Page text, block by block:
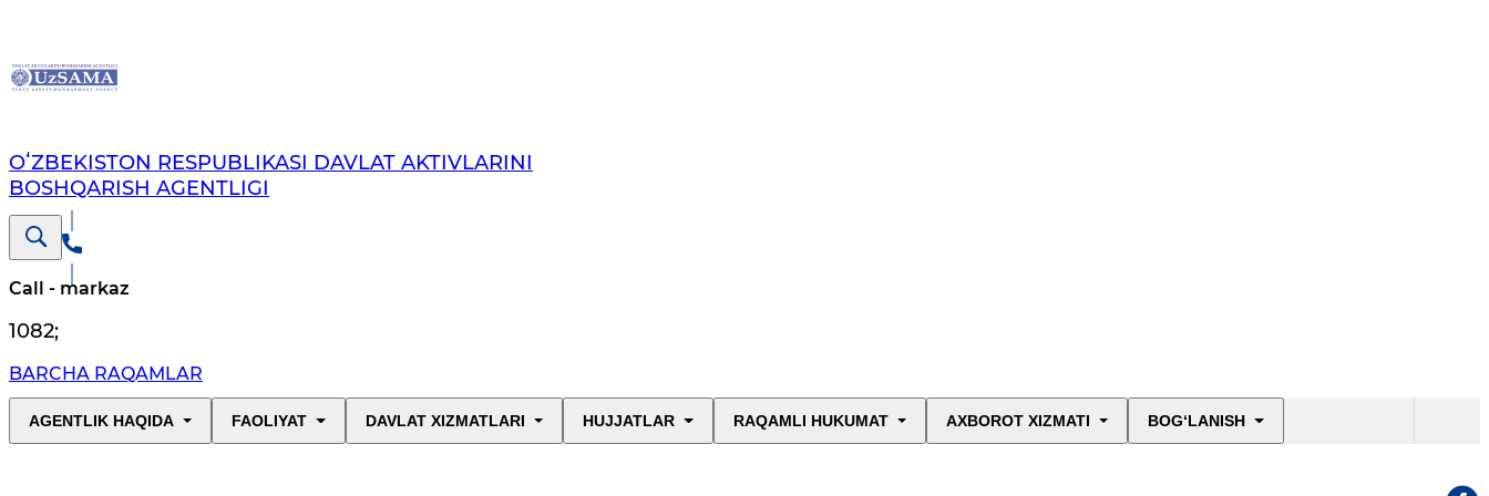
OʻZBEKISTON RESPUBLIKASI DAVLAT AKTIVLARINI
BOSHQARISH AGENTLIGI
Call - markaz
1082;
BARCHA RAQAMLAR
AGENTLIK HAQIDA FAOLIYAT DAVLAT XIZMATLARI HUJJATLAR RAQAMLI HUKUMAT AXBOROT XIZMATI BOG‘LANISH